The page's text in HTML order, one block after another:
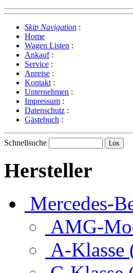
Skip Navigation :
Home
Wagen Listen :
Ankauf:
Service :
Anreise :
Kontakt :
Unternehmen :
Impressum :
Datenschutz :
Gästebuch :
Schnellsuche
Hersteller
Mercedes-
AMG-
A-Klasse